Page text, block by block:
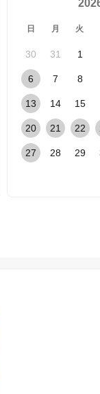
日 月 火
30 31 1
6 7 8
13 14 15
20 21 22
27 28 29